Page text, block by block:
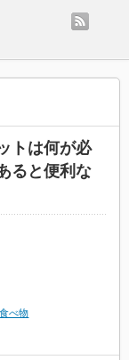
トは何が必
ると便利な
食べ物